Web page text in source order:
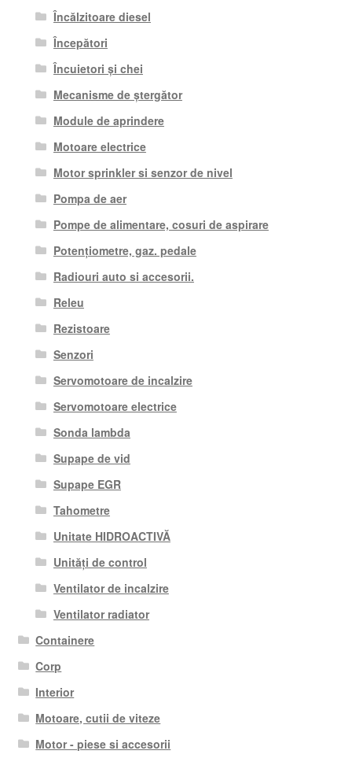
Încălzitoare diesel
Începători
Încuietori și chei
Mecanisme de ștergător
Module de aprindere
Motoare electrice
Motor sprinkler si senzor de nivel
Pompa de aer
Pompe de alimentare, cosuri de aspirare
Potențiometre, gaz. pedale
Radiouri auto si accesorii.
Releu
Rezistoare
Senzori
Servomotoare de incalzire
Servomotoare electrice
Sonda lambda
Supape de vid
Supape EGR
Tahometre
Unitate HIDROACTIVĂ
Unități de control
Ventilator de incalzire
Ventilator radiator
Containere
Corp
Interior
Motoare, cutii de viteze
Motor - piese si accesorii